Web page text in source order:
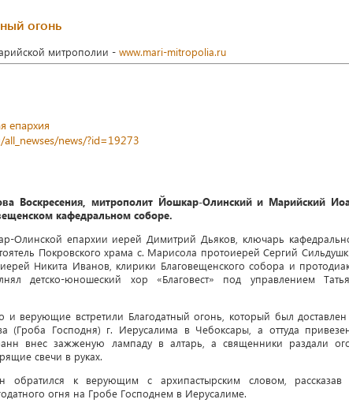
огонь
митрополии - www.mari-mitropolia.ru
епархия
news/?id=19273
Воскресения, митрополит Йошкар-Олинский и Марийский
кафедральном соборе.
Олинской епархии иерей Димитрий Дьяков, ключарь
Покровского храма с. Марисола протоиерей Сергий
Никита Иванов, клирики Благовещенского собора и
детско-юношеский хор «Благовест» под управлением
и верующие встретили Благодатный огонь, который был
(Гроба Господня) г. Иерусалима в Чебоксары, а оттуда
внес зажженую лампаду в алтарь, а священники раздали
свечи в руках.
обратился к верующим с архипастырским словом,
огня на Гробе Господнем в Иерусалиме.